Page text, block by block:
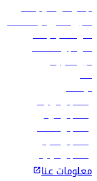
الإعلان على متن رحلاتنا
تسجيل الدخول لوكلاء السفر
أدنى أسعار الرحلات
فلاي دبي للعطلات
تأجير السيارات
فنادق
الوظائف
رحلات إلى تبيليسي
رحلات إلى الرياض
رحلات إلى مسقط
رحلات إلى ماليه
رحلات إلى كولومبو
معلومات عنا